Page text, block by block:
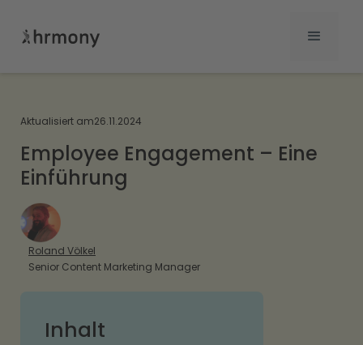
Aktualisiert am26.11.2024
Employee Engagement – Eine
Einführung
Roland Völkel
Senior Content Marketing Manager
Inhalt